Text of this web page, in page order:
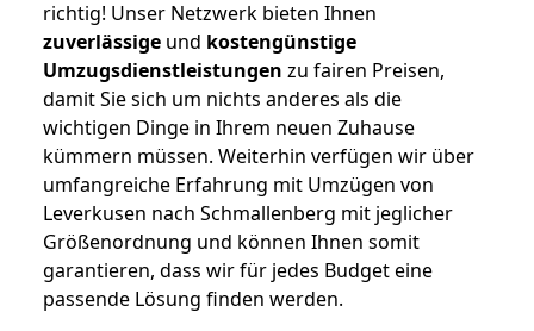
richtig! Unser Netzwerk bieten Ihnen
zuverlässige und kostengünstige
Umzugsdienstleistungen zu fairen Preisen,
damit Sie sich um nichts anderes als die
wichtigen Dinge in Ihrem neuen Zuhause
kümmern müssen. Weiterhin verfügen wir über
umfangreiche Erfahrung mit Umzügen von
Leverkusen nach Schmallenberg mit jeglicher
Größenordnung und können Ihnen somit
garantieren, dass wir für jedes Budget eine
passende Lösung finden werden.